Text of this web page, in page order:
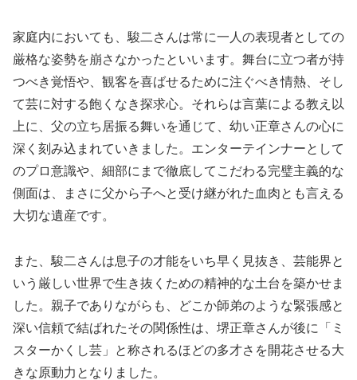
家庭内においても、駿二さんは常に一人の表現者としての
厳格な姿勢を崩さなかったといいます。舞台に立つ者が持
つべき覚悟や、観客を喜ばせるために注ぐべき情熱、そし
て芸に対する飽くなき探求心。それらは言葉による教え以
上に、父の立ち居振る舞いを通じて、幼い正章さんの心に
深く刻み込まれていきました。エンターテインナーとして
のプロ意識や、細部にまで徹底してこだわる完璧主義的な
側面は、まさに父から子へと受け継がれた血肉とも言える
大切な遺産です。
また、駿二さんは息子の才能をいち早く見抜き、芸能界と
いう厳しい世界で生き抜くための精神的な土台を築かせま
した。親子でありながらも、どこか師弟のような緊張感と
深い信頼で結ばれたその関係性は、堺正章さんが後に「ミ
スターかくし芸」と称されるほどの多才さを開花させる大
きな原動力となりました。